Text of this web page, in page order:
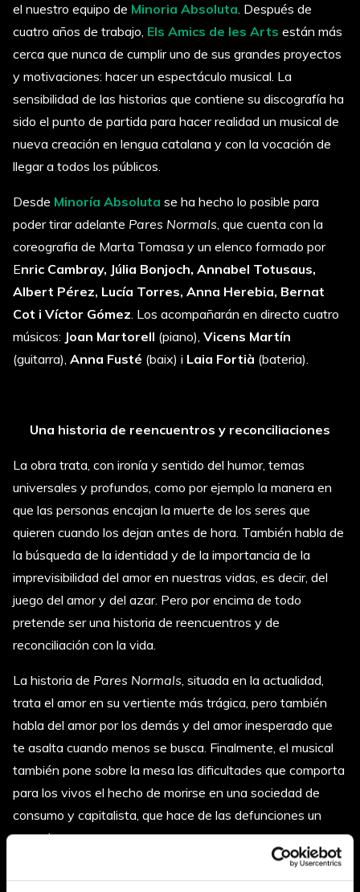
el nuestro equipo de Minoria Absoluta. Después de
cuatro años de trabajo, Els Amics de les Arts están más
cerca que nunca de cumplir uno de sus grandes proyectos
y motivaciones: hacer un espectáculo musical. La
sensibilidad de las historias que contiene su discografía ha
sido el punto de partida para hacer realidad un musical de
nueva creación en lengua catalana y con la vocación de
llegar a todos los públicos.
Desde Minoría Absoluta se ha hecho lo posible para
poder tirar adelante Pares Normals, que cuenta con la
coreografia de Marta Tomasa y un elenco formado por
Enric Cambray, Júlia Bonjoch, Annabel Totusaus,
Albert Pérez, Lucía Torres, Anna Herebia, Bernat
Cot i Víctor Gómez. Los acompañarán en directo cuatro
músicos: Joan Martorell (piano), Vicens Martín
(guitarra), Anna Fusté (baix) i Laia Fortià (bateria).
Una historia de reencuentros y reconciliaciones
La obra trata, con ironía y sentido del humor, temas
universales y profundos, como por ejemplo la manera en
que las personas encajan la muerte de los seres que
quieren cuando los dejan antes de hora. También habla de
la búsqueda de la identidad y de la importancia de la
imprevisibilidad del amor en nuestras vidas, es decir, del
juego del amor y del azar. Pero por encima de todo
pretende ser una historia de reencuentros y de
reconciliación con la vida.
La historia de Pares Normals, situada en la actualidad,
trata el amor en su vertiente más trágica, pero también
habla del amor por los demás y del amor inesperado que
te asalta cuando menos se busca. Finalmente, el musical
también pone sobre la mesa las dificultades que comporta
para los vivos el hecho de morirse en una sociedad de
consumo y capitalista, que hace de las defunciones un
negocio.
) es el protagonista del espectáculo.